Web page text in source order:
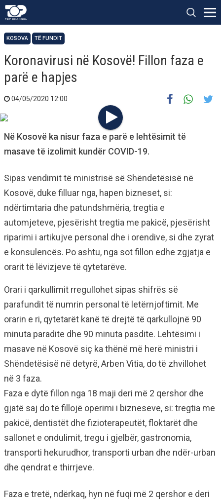
KOSOVA TË FUNDIT
Koronavirusi në Kosovë! Fillon faza e
parë e hapjes
04/05/2020 12:00
Në Kosovë ka nisur faza e parë e lehtësimit të
masave të izolimit kundër COVID-19.
Sipas vendimit të ministrisë së Shëndetësisë në
Kosovë, duke filluar nga, hapen bizneset, si:
ndërtimtaria dhe patundshmëria, tregtia e
automjeteve, pjesërisht tregtia me pakicë, pjesërisht
riparimi i artikujve personal dhe i orendive, si dhe zyrat
e konsulencës. Po ashtu, nga sot fillon edhe zgjatja e
orarit të lëvizjeve të qytetarëve.
Orari i qarkullimit rregullohet sipas shifrës së
parafundit të numrin personal të letërnjoftimit. Me
orarin e ri, qytetarët kanë të drejtë të qarkullojnë 90
minuta paradite dhe 90 minuta pasdite. Lehtësimi i
masave në Kosovë siç ka thënë më herë ministri i
Shëndetësisë në detyrë, Arben Vitia, do të zhvillohet
në 3 faza.
Faza e dytë fillon nga 18 maji deri më 2 qershor dhe
gjatë saj do të fillojë operimi i bizneseve, si: tregtia me
pakicë, dentistët dhe fizioterapeutët, floktarët dhe
sallonet e ondulimit, tregu i gjelbër, gastronomia,
transporti hekurudhor, transporti urban dhe ndër-urban
dhe qendrat e thirrjeve.
Faza e tretë, ndërkaq, hyn në fuqi më 2 qershor e deri